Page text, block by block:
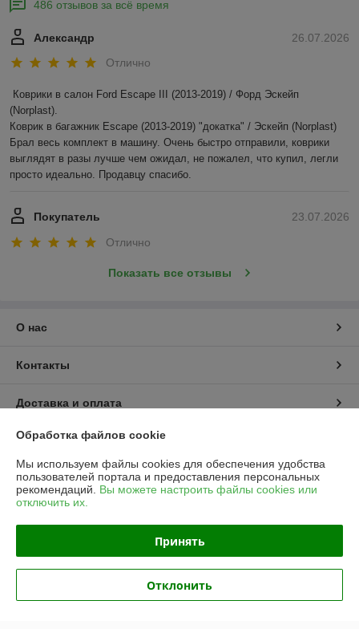
486 отзывов за всё время
26.07.2026
Александр
Отлично
Коврики в салон Ford Escape III (2013-2019) / Форд Эскейп
(Norplast).
Коврик в багажник Escape (2013-2019) "докатка" / Эскейп (Norplast)
Брал весь комплект в машину. Очень быстро отправили, коврики
выглядят в разы лучше чем ожидал, не пожалел, что купил, легли
просто идеально. Продавцу спасибо.
23.07.2026
Покупатель
Отлично
Показать все отзывы
О нас
Контакты
Доставка и оплата
График работы
Полная версия сайта
Сайт создан на платформе Deal.by
Обработка файлов cookie
Мы используем файлы cookies для обеспечения удобства
пользователей портала и предоставления персональных
рекомендаций. Вы можете настроить файлы cookies или
отключить их.
Принять
Отклонить